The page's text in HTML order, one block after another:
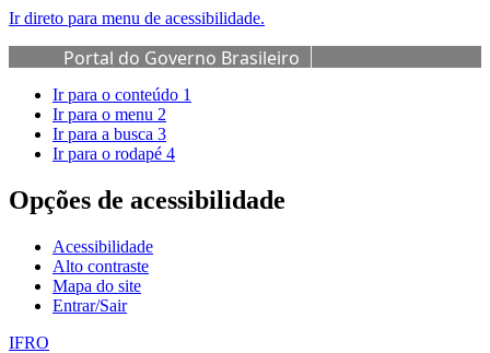
Ir direto para menu de acessibilidade.
Portal do Governo Brasileiro
Ir para o conteúdo 1
Ir para o menu 2
Ir para a busca 3
Ir para o rodapé 4
Opções de acessibilidade
Acessibilidade
Alto contraste
Mapa do site
Entrar/Sair
IFRO